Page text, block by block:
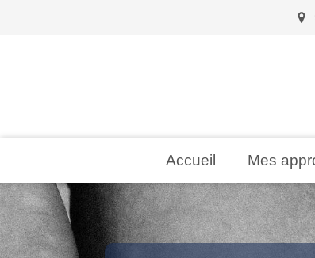
Accueil Mes